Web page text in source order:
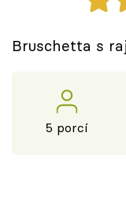
Těhotnej
Sledujte
Přihlášení
Bruschetta s
5 porcí